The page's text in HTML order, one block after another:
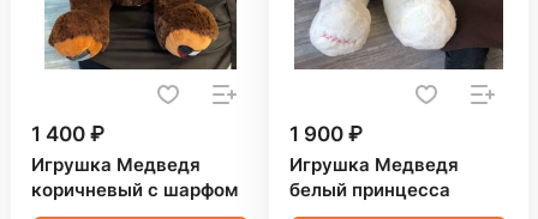
1 400 ₽
Игрушка Медведя
коричневый с шарфом
1 900 ₽
Игрушка Медведя
белый принцесса